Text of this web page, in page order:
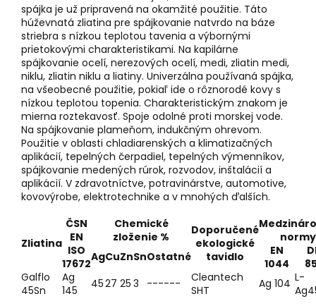
spájka je už pripravená na okamžité použitie. Táto
húževnatá zliatina pre spájkovanie natvrdo na báze
striebra s nízkou teplotou tavenia a výbornými
prietokovými charakteristikami. Na kapilárne
spájkovanie ocelí, nerezových ocelí, medi, zliatin medi,
niklu, zliatin niklu a liatiny. Univerzálna používaná spájka,
na všeobecné použitie, pokiaľ ide o rôznorodé kovy s
nízkou teplotou topenia. Charakteristickým znakom je
mierna roztekavosť. Spoje odolné proti morskej vode.
Na spájkovanie plameňom, indukčným ohrevom.
Použitie v oblasti chladiarenských a klimatizačných
aplikácií, tepelných čerpadiel, tepelných výmenníkov,
spájkovanie medených rúrok, rozvodov, inštalácií a
aplikácií. V zdravotníctve, potravinárstve, automotive,
kovovýrobe, elektrotechnike a v mnohých ďalších.
Zliatina
ČSN
EN
ISO
17672
Chemické
zloženie %
Doporučené
ekologické
tavidlo
normy
AgCuZnSnOstatné
EN
1044
Galflo
45Sn
Ag
145
4527 25 3 ------
Cleantech
SHT
Ag 104 L-